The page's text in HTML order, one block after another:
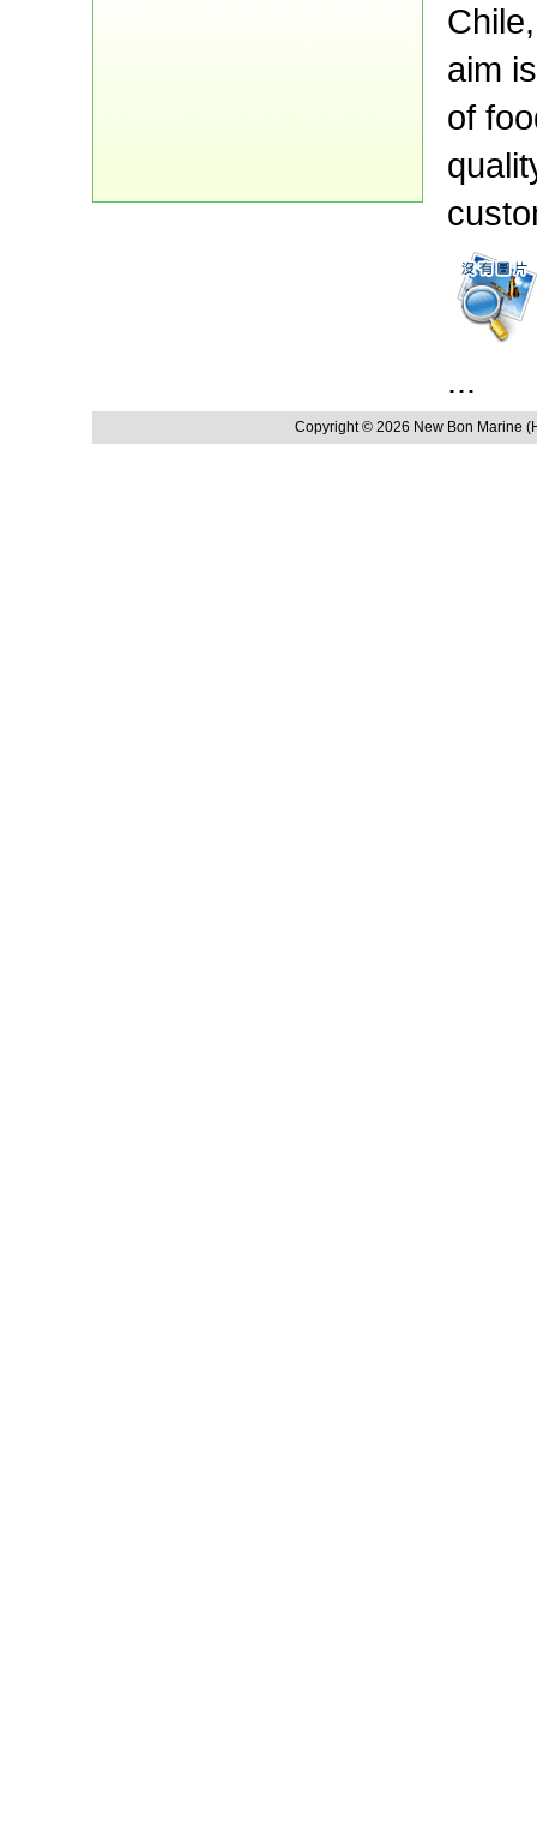
aim
of
...
Copyright © 2026 New Bon Marine